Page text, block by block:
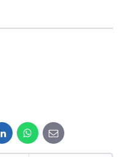
LinkedInWhatsApp
E-
mail